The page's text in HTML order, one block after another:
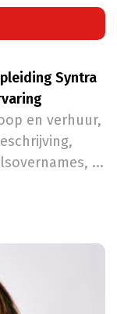
Syntra
en verhuur,
...